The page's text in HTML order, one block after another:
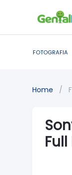
FOTOGRAFIA
Home /